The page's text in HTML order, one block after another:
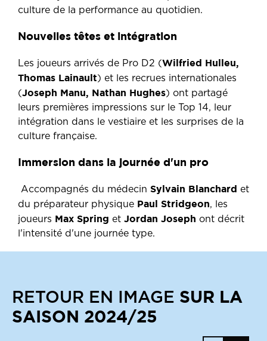
culture de la performance au quotidien.
Nouvelles têtes et intégration
Les joueurs arrivés de Pro D2 (Wilfried Hulleu,
Thomas Lainault) et les recrues internationales
(Joseph Manu, Nathan Hughes) ont partagé
leurs premières impressions sur le Top 14, leur
intégration dans le vestiaire et les surprises de la
culture française.
Immersion dans la journée d'un pro
Accompagnés du médecin Sylvain Blanchard et
du préparateur physique Paul Stridgeon, les
joueurs Max Spring et Jordan Joseph ont décrit
l'intensité d'une journée type.
RETOUR EN IMAGE SUR LA
SAISON 2024/25